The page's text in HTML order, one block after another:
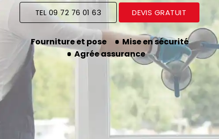
TEL 09 72 76 01 63 DEVIS GRATUIT
Fourniture et pose
Mise en sécurité
Agrée assurance